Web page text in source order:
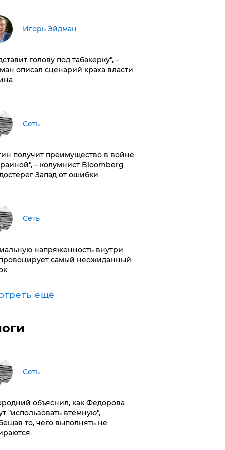
Игорь Эйдман
голову под табакерку", –
описал сценарий краха власти
Сеть
получит преимущество в войне
– колумнист Bloomberg
Запад от ошибки
Сеть
напряженность внутри
самый неожиданный
ещё
Сеть
объяснил, как Федорова
"использовать втемную",
то, чего выполнять не